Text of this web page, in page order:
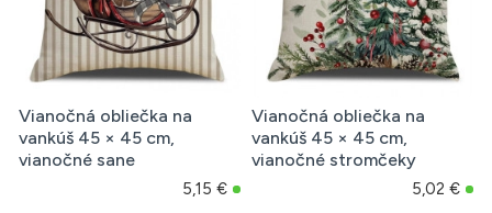
Vianočná obliečka na
vankúš 45 × 45 cm,
vianočné sane
5,15 €
Vianočná obliečka na
vankúš 45 × 45 cm,
vianočné stromčeky
5,02 €